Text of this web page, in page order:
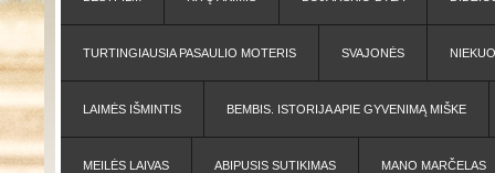
TURTINGIAUSIA PASAULIO MOTERIS SVAJONĖS
LAIMĖS IŠMINTIS BEMBIS. ISTORIJA APIE GYVENIMĄ MIŠKE
MEILĖS LAIVAS ABIPUSIS SUTIKIMAS MANO MARČELAS